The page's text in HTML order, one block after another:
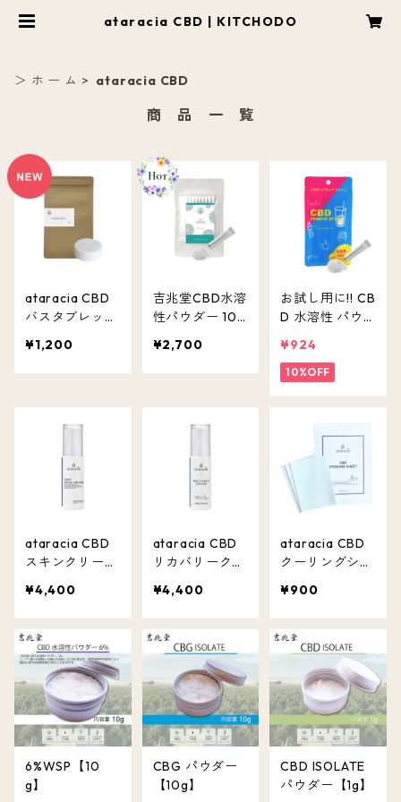
ataracia CBD | KITCHODO
＞ ホ ー ム ataracia CBD
商 品 一 覧
ataracia CBD
バスタブレット
フローラル
¥1,200
吉兆堂CBD水溶
性パウダー 10
g
¥2,700
お試し用に!! CB
D 水溶性 パウ
D ( 含有量 1包 2
0mg ) 粉末 無
¥924
10%OFF
ataracia CBD
スキンクリーム
¥4,400
ataracia CBD
リカバリークリ
0mg
¥4,400
ataracia CBD
クーリングシー
¥900
6%WSP【10
g】
CBG パウダー
【10g】
CBD ISOLATE
パウダー【1g】